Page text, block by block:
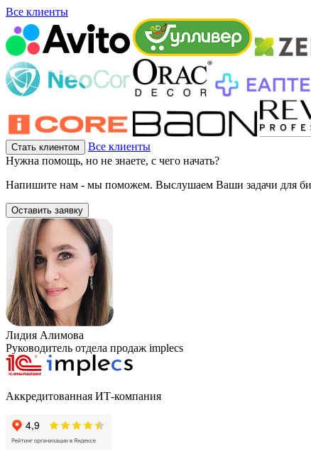
Все клиенты
Стать клиентом
Все клиенты
Нужна помощь, но не знаете, с чего начать?
Напишите нам - мы поможем. Выслушаем Ваши задачи для
Оставить заявку
Лидия Алимова
Руководитель отдела продаж implecs
Аккредитованная ИТ-компания